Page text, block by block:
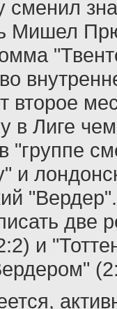
сменил
Мишел
второе
в Лиге
"группе
и
две
и